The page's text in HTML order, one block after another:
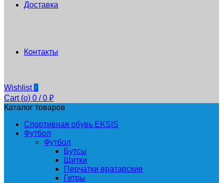
Доставка
Контакты
Wishlist0
Cart (o) 0 / 0 ₽
Каталог товаров
Спортивная обувь EKSIS
Футбол
Футбол
Бутсы
Щитки
Перчатки вратарские
Гетры